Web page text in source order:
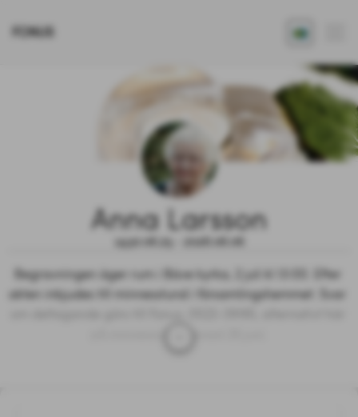
FONUS
Anna Larsson
1930.06.25 - 2026.06.06
Begravningen äger rum i Bäve kyrka, 2 juli kl 13:00. Efter
akten inbjudes till minnesstund i församlingshemmet. Svar